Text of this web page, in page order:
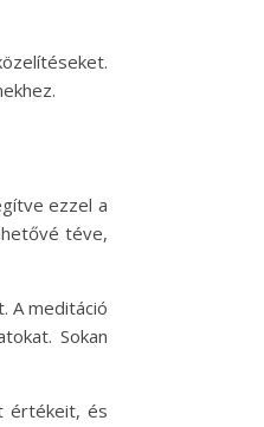
ezzel a
téve,
A meditáció
Sokan
értékeit, és